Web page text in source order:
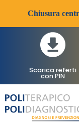
Chiusura
Scarica referti
con PIN